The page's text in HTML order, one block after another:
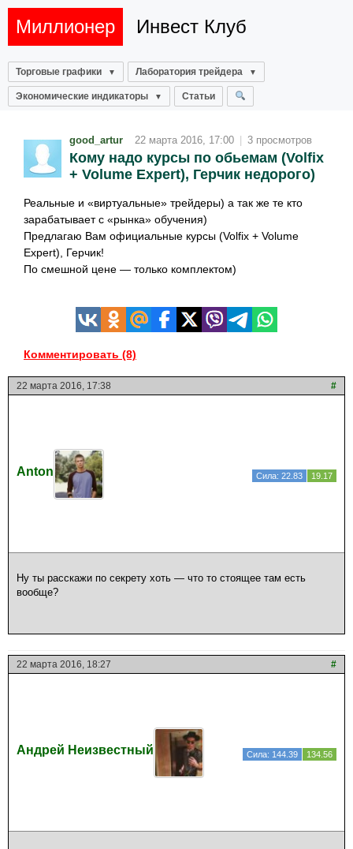
Миллионер Инвест Клуб
Торговые графики Лаборатория трейдера
Экономические индикаторы Статьи
good_artur 22 марта 2016, 17:00 3 просмотров
Кому надо курсы по обьемам (Volfix
+ Volume Expert), Герчик недорого)
Реальные и «виртуальные» трейдеры) а так же те кто
зарабатывает с «рынка» обучения)
Предлагаю Вам официальные курсы (Volfix + Volume
Expert), Герчик!
По смешной цене — только комплектом)
Комментировать (8)
22 марта 2016, 17:38 #
Anton Сила: 22.83 19.17
Ну ты расскажи по секрету хоть — что то стоящее там есть
вообще?
22 марта 2016, 18:27 #
Андрей Неизвестный Сила: 144.39 134.56